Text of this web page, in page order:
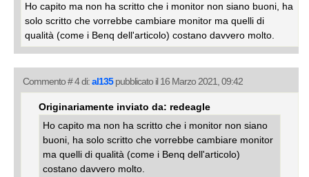
Ho capito ma non ha scritto che i monitor non siano buoni, ha
solo scritto che vorrebbe cambiare monitor ma quelli di
qualità (come i Benq dell'articolo) costano davvero molto.
Commento # 4 di:al135pubblicato il 16 Marzo 2021, 09:42
Originariamente inviato da: redeagle
Ho capito ma non ha scritto che i monitor non siano
buoni, ha solo scritto che vorrebbe cambiare monitor
ma quelli di qualità (come i Benq dell'articolo)
costano davvero molto.